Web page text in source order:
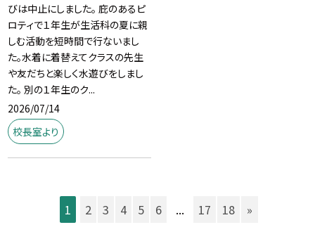
びは中止にしました。 庇のあるピ
ロティで１年生が生活科の夏に親
しむ活動を短時間で行ないまし
た。水着に着替えてクラスの先生
や友だちと楽しく水遊びをしまし
た。 別の１年生のク...
2026/07/14
校長室より
1 2 3 4 5 6 ... 17 18 »